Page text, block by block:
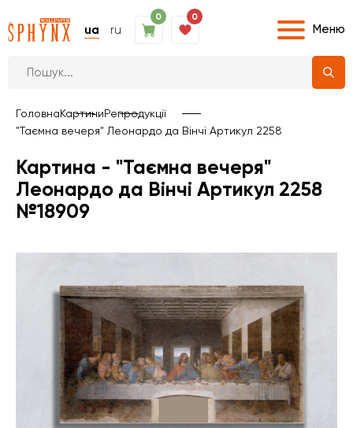
ua ru
0 0
Меню
ГоловнаКартиниРепродукції
"Таємна вечеря" Леонардо да Вінчі Артикул 2258
Картина - "Таємна вечеря"
Леонардо да Вінчі Артикул 2258
№18909